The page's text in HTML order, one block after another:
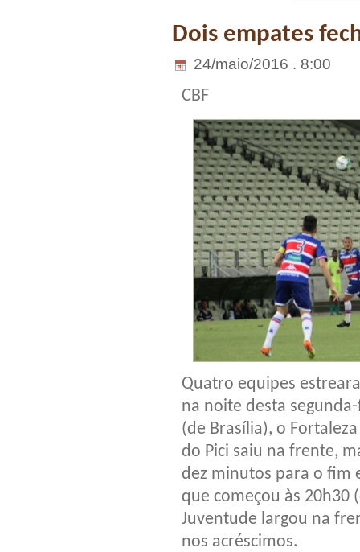
Dois empates
24/maio/2016 . 8:00
CBF
Quatro equipes
na noite desta
(de Brasília), o
do Pici saiu na frente,
dez minutos para o fim
que começou às 20h30
Juventude largou na
nos acréscimos.